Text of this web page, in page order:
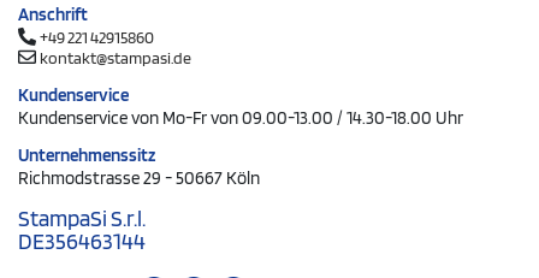
Anschrift
+49 221 42915860
kontakt@stampasi.de
Kundenservice
Kundenservice von Mo-Fr von 09.00-13.00 / 14.30-18.00 Uhr
Unternehmenssitz
Richmodstrasse 29 - 50667 Köln
StampaSi S.r.l.
DE356463144